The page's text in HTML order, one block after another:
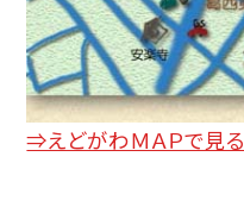
⇒えどがわＭＡＰで見る